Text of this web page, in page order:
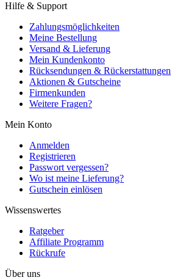
Hilfe & Support
Zahlungsmöglichkeiten
Meine Bestellung
Versand & Lieferung
Mein Kundenkonto
Rücksendungen & Rückerstattungen
Aktionen & Gutscheine
Firmenkunden
Weitere Fragen?
Mein Konto
Anmelden
Registrieren
Passwort vergessen?
Wo ist meine Lieferung?
Gutschein einlösen
Wissenswertes
Ratgeber
Affiliate Programm
Rückrufe
Über uns